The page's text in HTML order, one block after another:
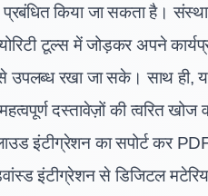
प्रबंधित किया जा सकता है।
टूल्स में जोड़कर अपने
रखा जा सके। साथ ही,
दस्तावेज़ों की त्वरित
इंटीग्रेशन का सपोर्ट कर
इंटीग्रेशन से डिजिटल